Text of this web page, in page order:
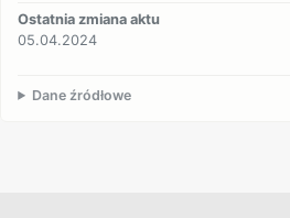
Ostatnia zmiana aktu
05.04.2024
Dane źródłowe